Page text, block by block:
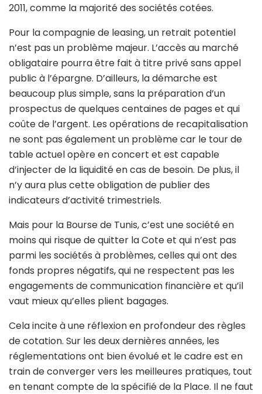
2011, comme la majorité des sociétés cotées.
Pour la compagnie de leasing, un retrait potentiel
n’est pas un problème majeur. L’accès au marché
obligataire pourra être fait à titre privé sans appel
public à l’épargne. D’ailleurs, la démarche est
beaucoup plus simple, sans la préparation d’un
prospectus de quelques centaines de pages et qui
coûte de l’argent. Les opérations de recapitalisation
ne sont pas également un problème car le tour de
table actuel opère en concert et est capable
d’injecter de la liquidité en cas de besoin. De plus, il
n’y aura plus cette obligation de publier des
indicateurs d’activité trimestriels.
Mais pour la Bourse de Tunis, c’est une société en
moins qui risque de quitter la Cote et qui n’est pas
parmi les sociétés à problèmes, celles qui ont des
fonds propres négatifs, qui ne respectent pas les
engagements de communication financière et qu’il
vaut mieux qu’elles plient bagages.
Cela incite à une réflexion en profondeur des règles
de cotation. Sur les deux dernières années, les
réglementations ont bien évolué et le cadre est en
train de converger vers les meilleures pratiques, tout
en tenant compte de la spécifié de la Place. Il ne faut